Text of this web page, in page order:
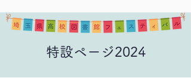
特設ページ2024